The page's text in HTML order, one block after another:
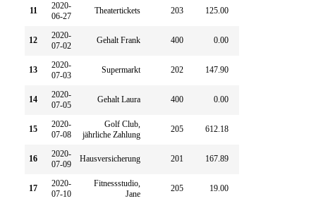
11
2020-
06-27
Theatertickets 203 125.00
12
2020-
07-02
Gehalt Frank 400 0.00
13
2020-
07-03
Supermarkt 202 147.90
14
2020-
07-05
Gehalt Laura 400 0.00
15
2020-
07-08
Golf Club,
jährliche Zahlung
205 612.18
16
2020-
07-09
Hausversicherung 201 167.89
17
2020-
07-10
Fitnessstudio,
Jane
205 19.00